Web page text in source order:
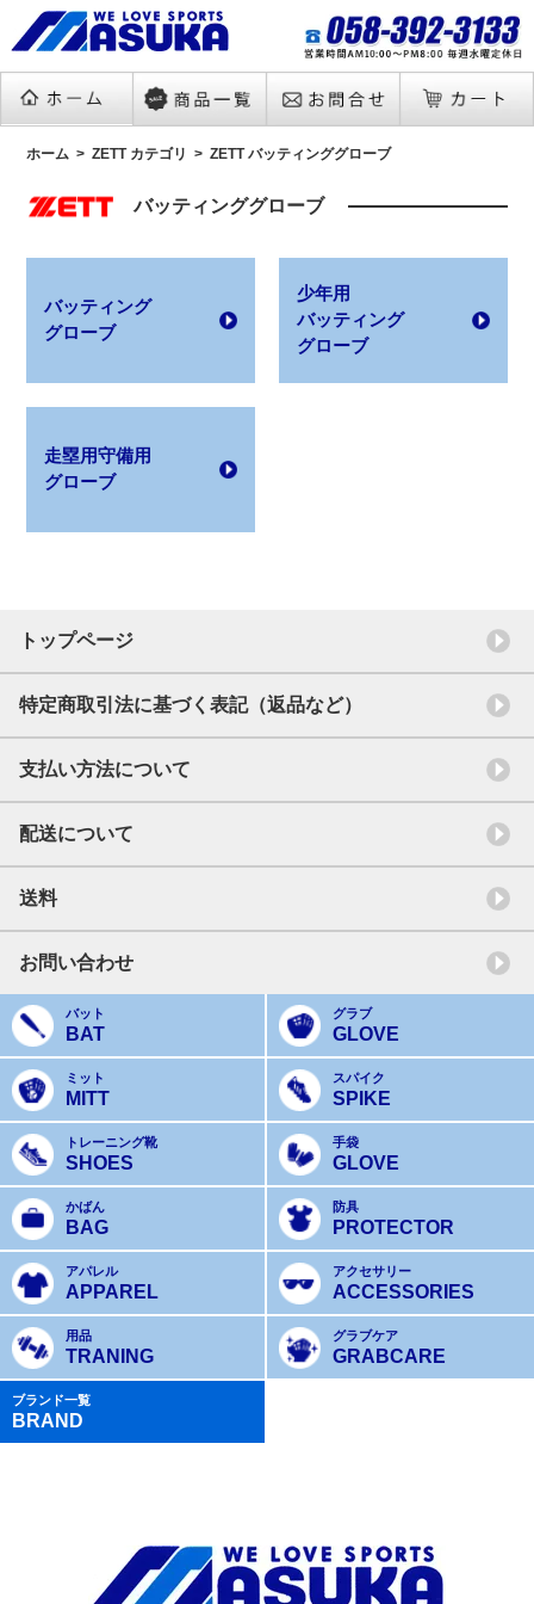
ホーム ZETT カテゴリ ZETT バッティンググローブ
バッティンググローブ
バッティング
グローブ
少年用
バッティング
グローブ
走塁用守備用
グローブ
トップページ
特定商取引法に基づく表記（返品など）
支払い方法について
配送について
送料
お問い合わせ
バット
BAT
グラブ
GLOVE
ミット
MITT
スパイク
SPIKE
トレーニング靴
SHOES
手袋
GLOVE
かばん
BAG
防具
PROTECTOR
アパレル
APPAREL
アクセサリー
ACCESSORIES
用品
TRANING
グラブケア
GRABCARE
ブランド一覧
BRAND